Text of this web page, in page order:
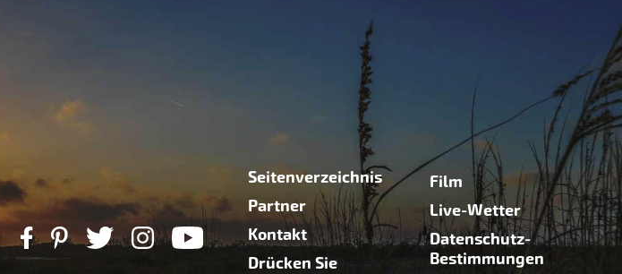
Seitenverzeichnis
Partner
Kontakt
Drücken Sie
Film
Live-Wetter
Datenschutz-
Bestimmungen